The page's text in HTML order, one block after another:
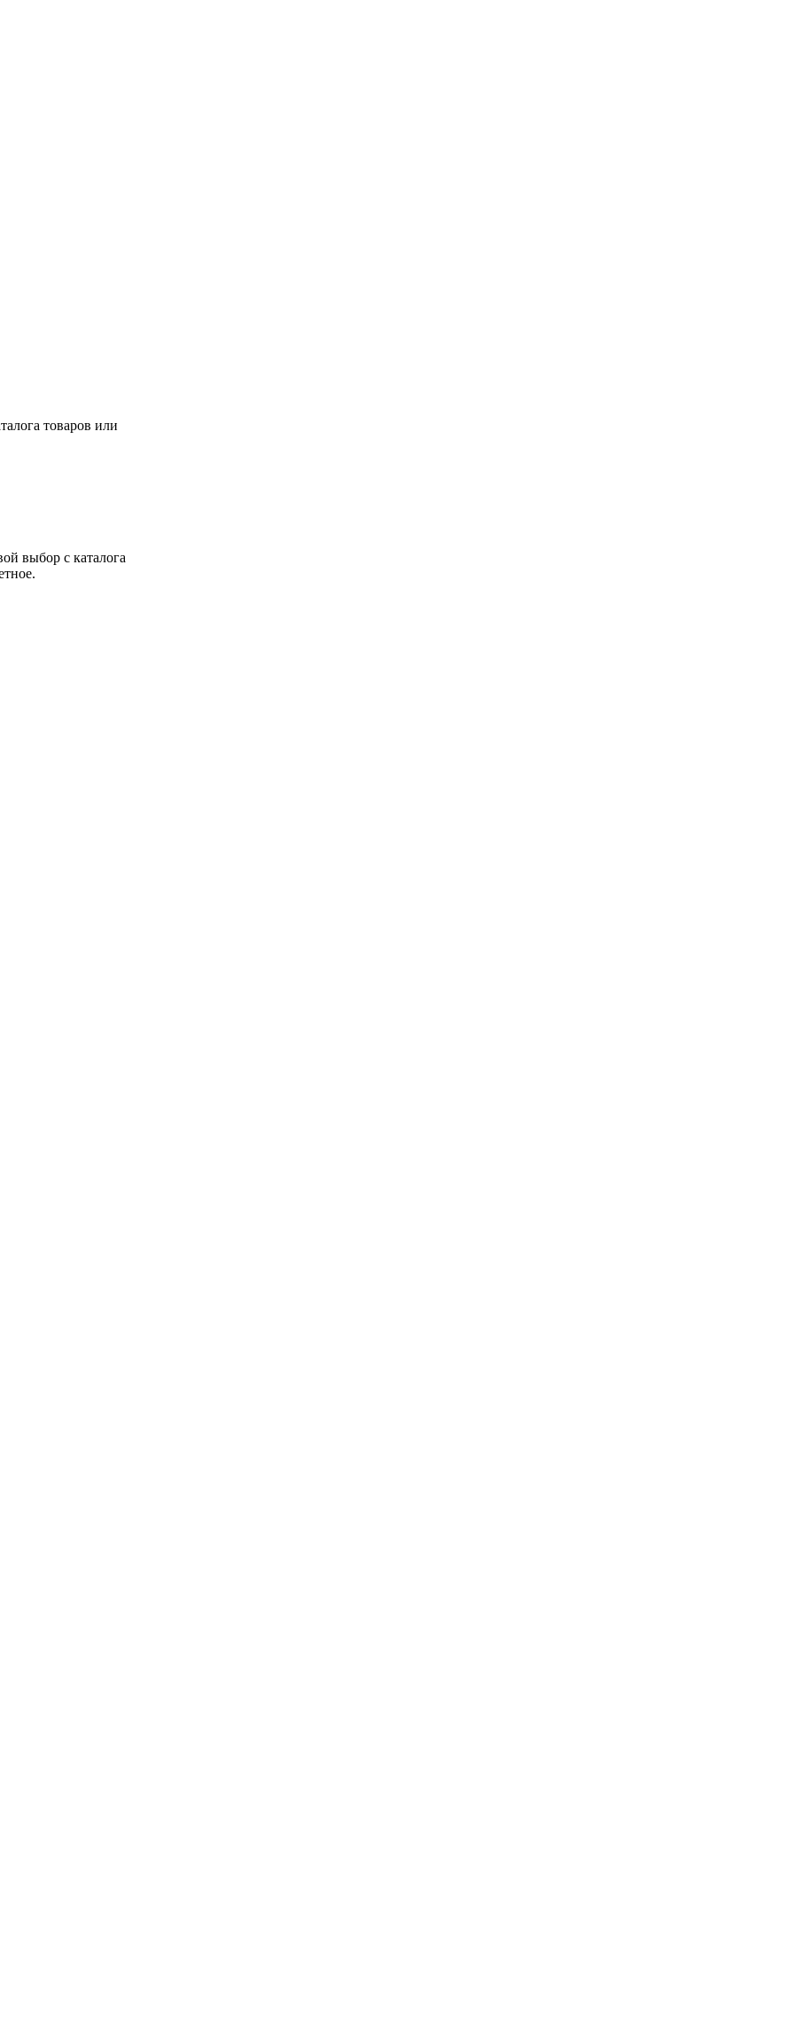
товаров или
выбор с каталога